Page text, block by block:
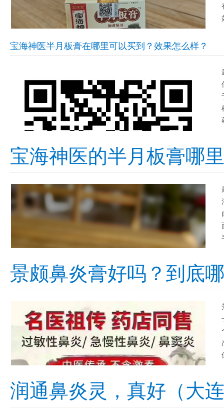
宝海神医半月板膏在哪里可以买到？效果怎么样？
宝海神医的半月板膏哪
景颇鼻炎膏好吗？到底
润通鼻炎灵，真好（大